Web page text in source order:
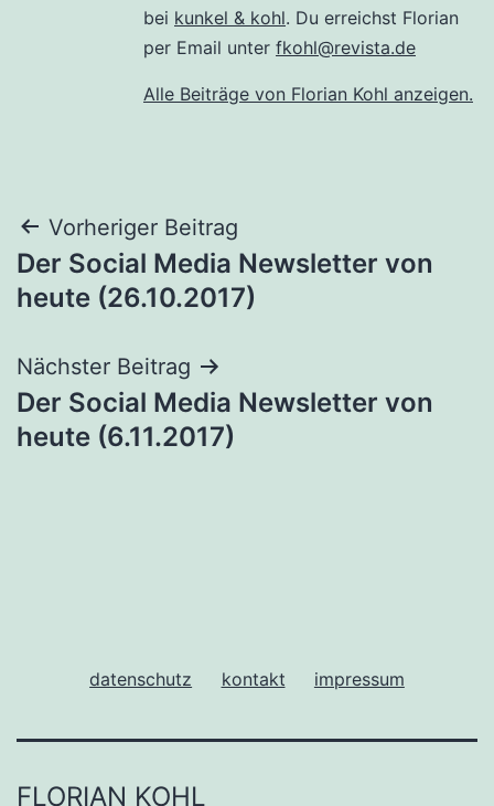
bei kunkel & kohl. Du erreichst Florian
per Email unter fkohl@revista.de
Alle Beiträge von Florian Kohl anzeigen.
Beitragsnavigation
Vorheriger Beitrag
Der Social Media Newsletter von
heute (26.10.2017)
Nächster Beitrag
Der Social Media Newsletter von
heute (6.11.2017)
datenschutz kontakt impressum
FLORIAN KOHL